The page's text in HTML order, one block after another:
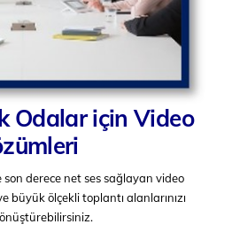
Odalar için Video
derece net ses sağlayan video
büyük ölçekli toplantı alanlarınızı